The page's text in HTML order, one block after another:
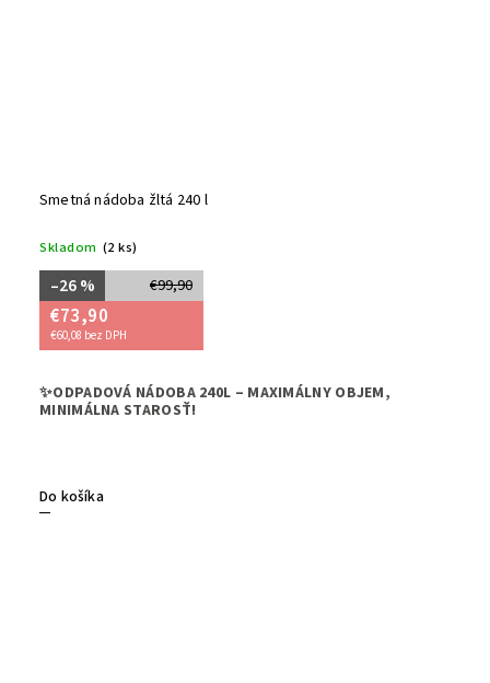
Smetná nádoba žltá 240 l
Skladom (2 ks)
€99,90
–26 %
€73,90
€60,08 bez DPH
Do košíka
✨ODPADOVÁ NÁDOBA 240L – MAXIMÁLNY OBJEM,
MINIMÁLNA STAROSŤ!